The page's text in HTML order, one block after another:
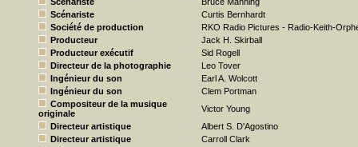
Scénariste
Curtis Bernhardt
Société de production
RKO Radio Pictures - Radio-Keith-
Producteur
Jack H. Skirball
Producteur exécutif
Sid Rogell
Directeur de la photographie
Leo Tover
Ingénieur du son
Earl A. Wolcott
Ingénieur du son
Clem Portman
Compositeur de la musique
originale
Victor Young
Directeur artistique
Albert S. D'Agostino
Directeur artistique
Carroll Clark